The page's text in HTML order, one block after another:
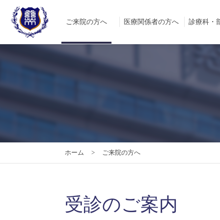
ご来院の方へ 医療関係者の方へ 診療科・
ホーム ご来院の方へ
受診のご案内